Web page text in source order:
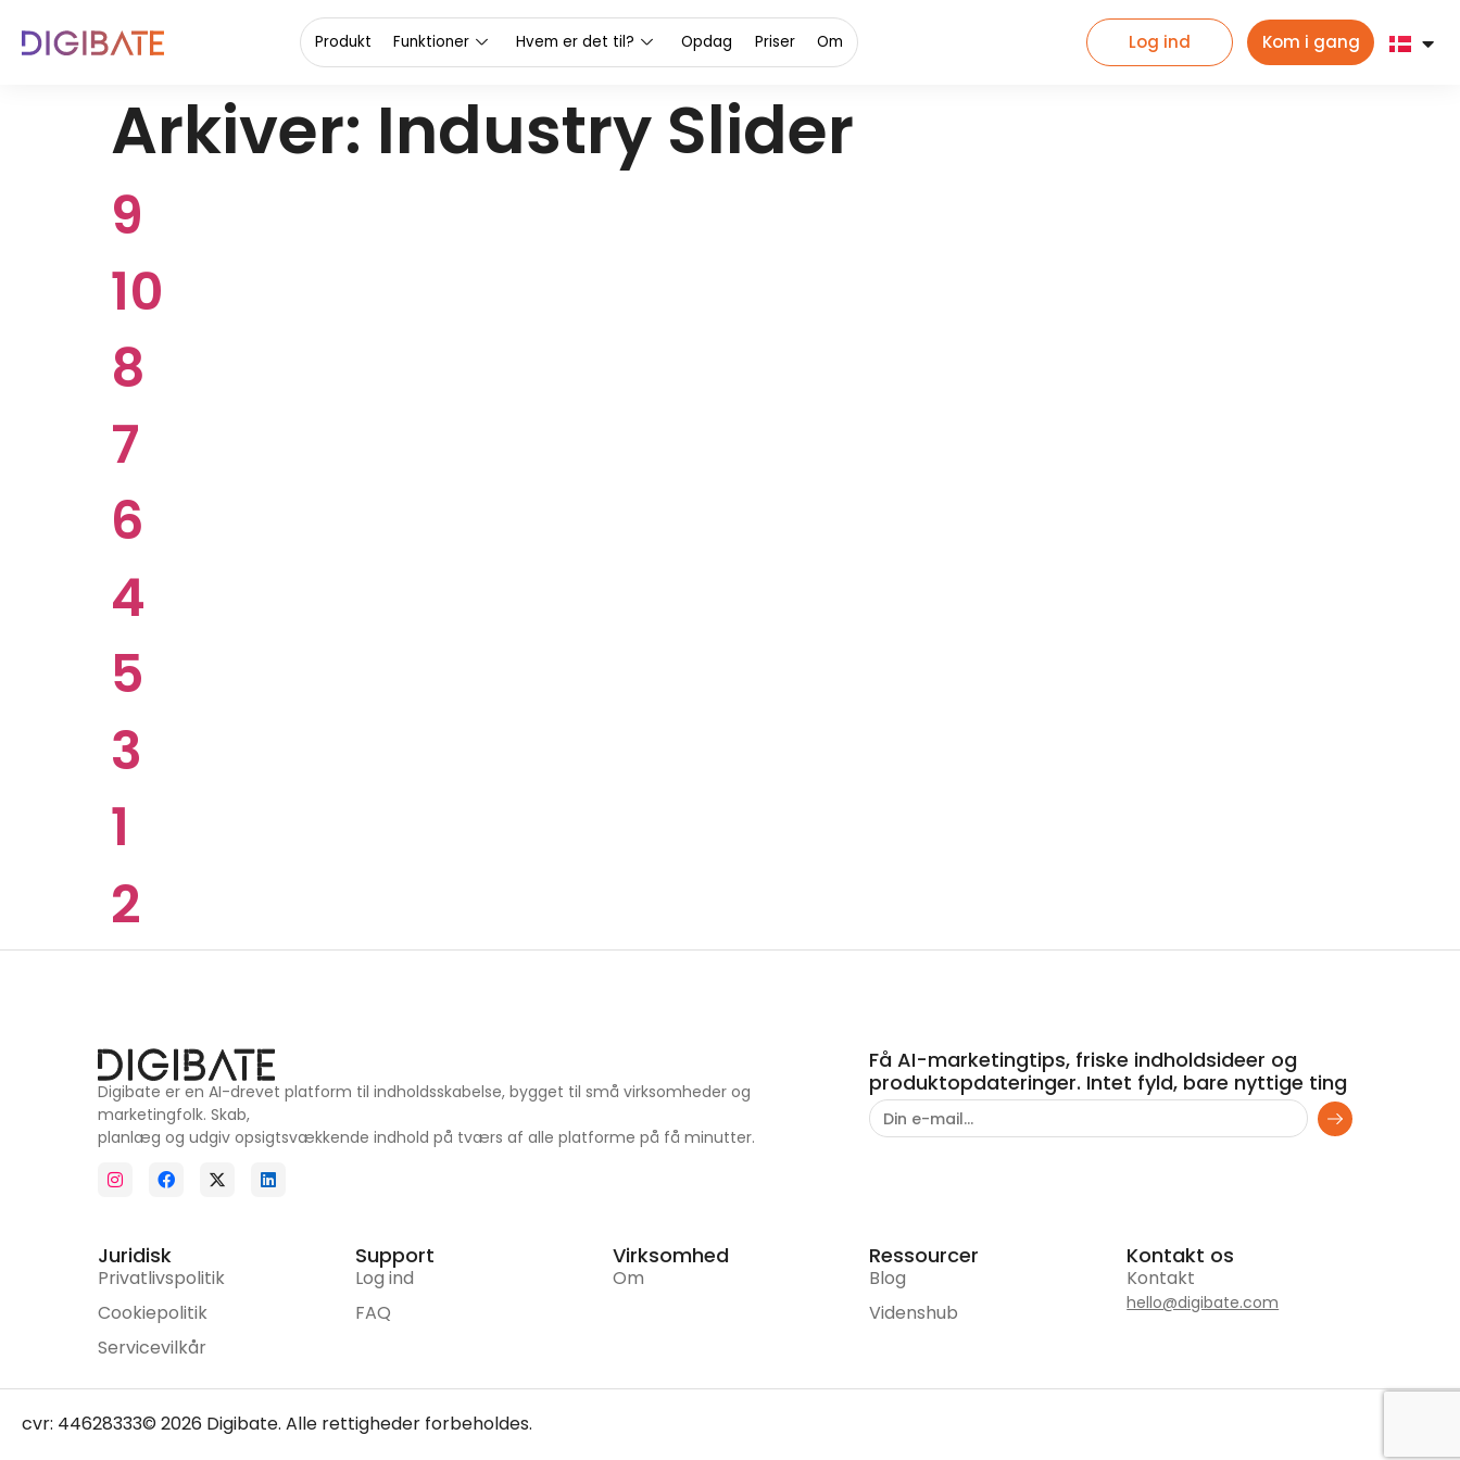
Produkt Funktioner Hvem er det til? Opdag Priser Om Log ind Kom i gang
Arkiver: Industry Slider
9
10
8
7
6
4
5
3
1
2
Digibate er en AI-drevet platform til indholdsskabelse, bygget til små virksomheder og
marketingfolk. Skab,
planlæg og udgiv opsigtsvækkende indhold på tværs af alle platforme på få minutter.
Få AI-marketingtips, friske indholdsideer og
produktopdateringer. Intet fyld, bare nyttige ting
Juridisk
Privatlivspolitik
Cookiepolitik
Servicevilkår
Support
Log ind
FAQ
Virksomhed
Om
Ressourcer
Blog
Videnshub
Kontakt os
Kontakt
hello@digibate.com
cvr: 44628333© 2026 Digibate. Alle rettigheder forbeholdes.